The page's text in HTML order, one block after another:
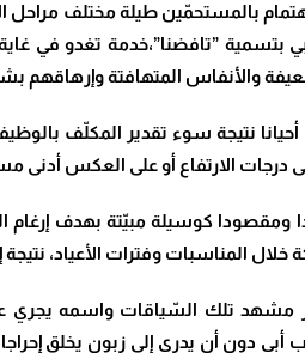
بالمستحمّين طيلة مختلف مراحل
”تافضنا”،خدمة تغدو في غاية
والأنفاس المتهافتة وإرهاقهم
نتيجة سوء تقدير المكلّف
درجات الارتفاع أو على العكس أدنى
ومقصودا كوسيلة مبيّتة بهدف
خلال المناسبات وفترات الأعياد،
تلك السّياقات واسمه يجري
دون أن يدري إلى زبون يخلق